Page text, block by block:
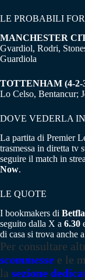
LE PROBABILI
MANCHESTER
Gvardiol, Rodri,
Guardiola
TOTTENHAM (4-2-
Lo Celso, Bentancur;
DOVE VEDERLA
La partita di Premier
trasmessa in diretta tv
seguire il match in
Now.
LE QUOTE
I bookmakers di
seguito dalla X a 6.30
di casa si trova anche
Per consultare
scommesse e le
la sezione